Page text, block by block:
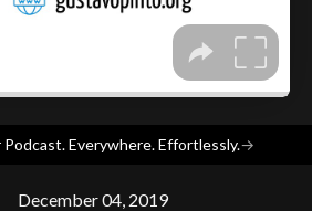
Podcast. Everywhere. Effortlessly.→
December 04, 2019